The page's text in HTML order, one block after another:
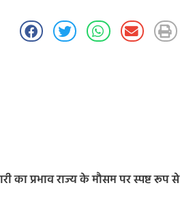
का प्रभाव राज्य के मौसम पर स्पष्ट रूप से